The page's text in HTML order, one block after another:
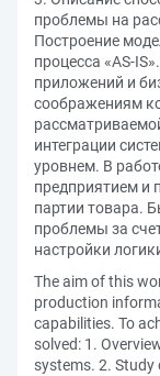
проблемы на
Построение
процесса «AS-
приложений и
соображениям
интеграции
уровнем. В
предприятием и
партии товара.
проблемы за
настройки
The aim of this
production
capabilities. To
solved: 1.
systems. 2.